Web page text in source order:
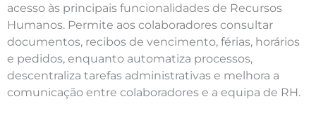
acesso às principais funcionalidades de Recursos
Humanos. Permite aos colaboradores consultar
documentos, recibos de vencimento, férias, horários
e pedidos, enquanto automatiza processos,
descentraliza tarefas administrativas e melhora a
comunicação entre colaboradores e a equipa de RH.